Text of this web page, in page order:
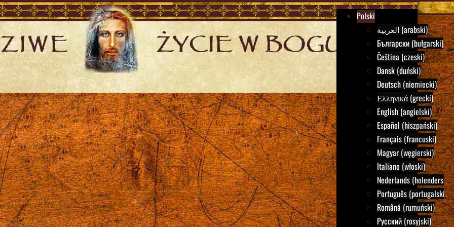
Polski
العربية (arabski)
Български (bułgarski)
Čeština (czeski)
Dansk (duński)
Deutsch (niemiecki)
Ελληνικά (grecki)
English (angielski)
Español (hiszpański)
Français (francuski)
Magyar (węgierski)
Italiano (włoski)
Nederlands (holenderski)
Português (portugalski)
Română (rumuński)
Русский (rosyjski)